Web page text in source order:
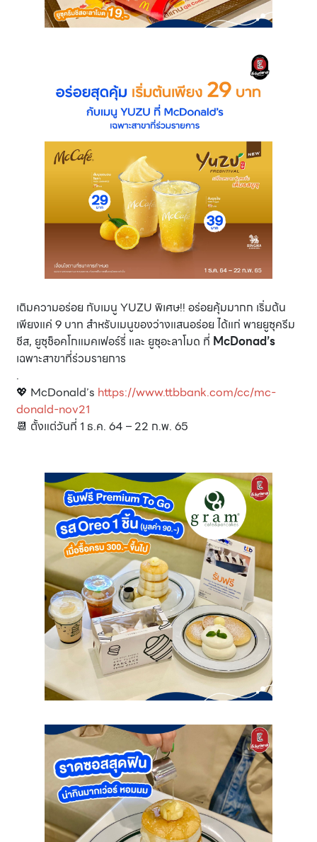
เติมความอร่อย กับเมนู YUZU พิเศษ!! อร่อยคุ้มมากก เริ่มต้น
เพียงแค่ 9 บาท สำหรับเมนูของว่างแสนอร่อย ได้แก่ พายยูซุครีม
ชีส, ยูซุช็อคโกแมคเฟอร์รี่ และ ยูซุอะลาโมด ที่ McDonad’s
เฉพาะสาขาที่ร่วมรายการ
.
💖 McDonald’s https://www.ttbbank.com/cc/mc-
donald-nov21
📆 ตั้งแต่วันที่ 1 ธ.ค. 64 – 22 ก.พ. 65